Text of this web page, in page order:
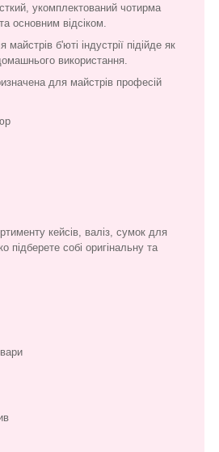
укомплектований чотирма
основним відсіком.
б'юті індустрії підійде як
використання.
для майстрів професій
кейсів, валіз, сумок для
підберете собі оригінальну та